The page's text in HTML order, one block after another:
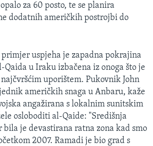
za 60 posto, te se planira
dodatnih američkih postrojbi do
uspjeha je zapadna pokrajina
Qaida u Iraku izbačena iz onoga što je
uporištem. Pukovnik John
američkih snaga u Anbaru, kaže
angažirana s lokalnim sunitskim
osloboditi al-Qaide: "Središnja
je devastirana ratna zona kad smo
2007. Ramadi je bio grad s